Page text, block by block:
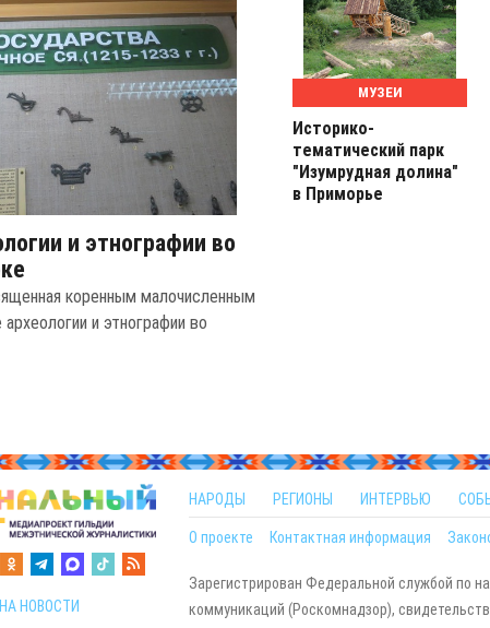
и этнографии во
коренным малочисленным
и этнографии во
МУЗЕИ
Историко-
тематический парк
"Изумрудная долина"
в Приморье
НОВОСТИ
НАРОДЫ РЕГИОНЫ ИНТЕРВЬЮ
О проекте Контактная информация
Зарегистрирован Федеральной службой по
коммуникаций (Роскомнадзор),